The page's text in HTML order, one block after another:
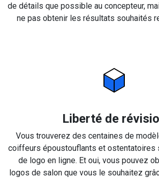
de détails que possible au concepteur,
ne pas obtenir les résultats souhaités
Liberté de
Vous trouverez des centaines de
coiffeurs époustouflants et ostentatoires
de logo en ligne. Et oui, vous pouvez
logos de salon que vous le souhaitez